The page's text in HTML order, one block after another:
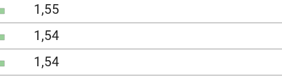
1,55
1,54
1,54